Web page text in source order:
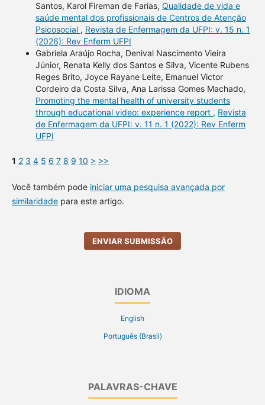
Santos, Karol Fireman de Farias, Qualidade de vida e
saúde mental dos profissionais de Centros de Atenção
Psicosocial , Revista de Enfermagem da UFPI: v. 15 n. 1
(2026): Rev Enferm UFPI
Gabriela Araújo Rocha, Denival Nascimento Vieira
Júnior, Renata Kelly dos Santos e Silva, Vicente Rubens
Reges Brito, Joyce Rayane Leite, Emanuel Victor
Cordeiro da Costa Silva, Ana Larissa Gomes Machado,
Promoting the mental health of university students
through educational video: experience report , Revista
de Enfermagem da UFPI: v. 11 n. 1 (2022): Rev Enferm
UFPI
1 2 3 4 5 6 7 8 9 10 > >>
Você também pode iniciar uma pesquisa avançada por
similaridadepara este artigo.
ENVIAR SUBMISSÃO
IDIOMA
English
Português (Brasil)
PALAVRAS-CHAVE